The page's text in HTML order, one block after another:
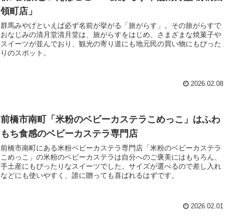
領町店」
群馬みやげといえば必ず名前が挙がる「旅がらす」。その旅がらすで
おなじみの清月堂清月堂は、旅がらすをはじめ、さまざまな焼菓子や
スイーツが並んでおり、観光の寄り道にも地元民の買い物にもぴった
りのスポット。
2026.02.08
前橋市南町「米粉のベビーカステラこめっこ」はふわ
もち食感のベビーカステラ専門店
前橋市南町にある米粉ベビーカステラ専門店「米粉のベビーカステラ
こめっこ」の米粉のベビーカステラは自分へのご褒美にはもちろん、
手土産にもぴったりなスイーツでした。サイズが選べるので差し入れ
などにも使いやすく、誰に贈っても喜ばれるはずです。
2026.02.01